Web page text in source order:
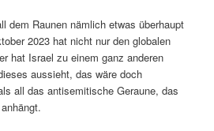
dem Raunen nämlich etwas überhaupt
2023 hat nicht nur den globalen
hat Israel zu einem ganz anderen
aussieht, das wäre doch
all das antisemitische Geraune, das